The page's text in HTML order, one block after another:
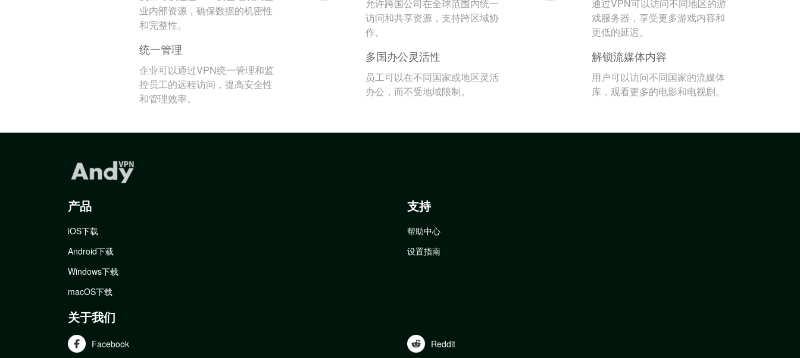
业内部资源，确保数据的机密性
和完整性。
统一管理
企业可以通过VPN统一管理和监
控员工的远程访问，提高安全性
和管理效率。
允许跨国公司在全球范围内统一
访问和共享资源，支持跨区域协
作。
多国办公灵活性
员工可以在不同国家或地区灵活
办公，而不受地域限制。
通过VPN可以访问不同地区的游
戏服务器，享受更多游戏内容和
更低的延迟。
解锁流媒体内容
用户可以访问不同国家的流媒体
库，观看更多的电影和电视剧。
产品
iOS下载
Android下载
Windows下载
macOS下载
支持
帮助中心
设置指南
关于我们
Facebook Reddit